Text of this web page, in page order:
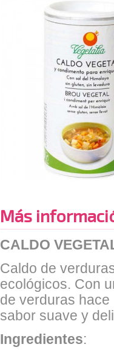
Más
CALDO
Caldo de
ecológicos. Con
de verduras
sabor suave y
Ingredientes: